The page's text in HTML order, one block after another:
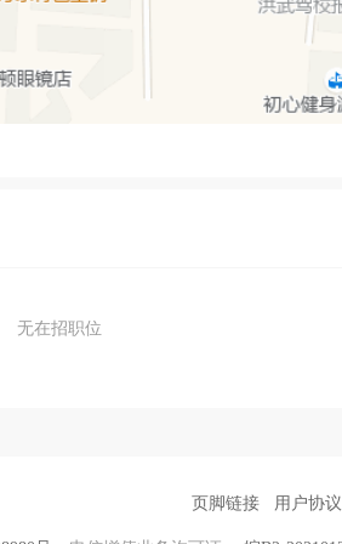
无在招职位
页脚链接 用户协议